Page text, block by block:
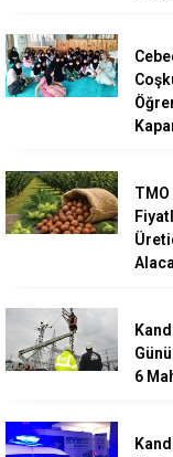
TMO
6